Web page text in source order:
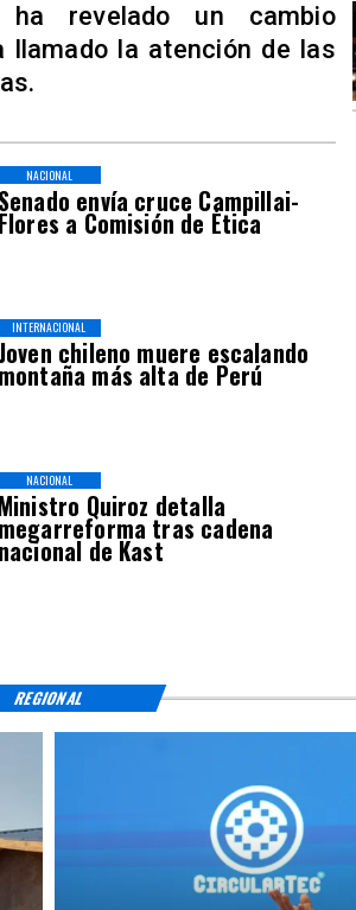
Senado envía cruce Campillai-
Flores a Comisión de Ética
NACIONAL
Joven chileno muere escalando
montaña más alta de Perú
INTERNACIONAL
Ministro Quiroz detalla
megarreforma tras cadena
nacional de Kast
NACIONAL
revelado un cambio
llamado la atención de las
REGIONAL